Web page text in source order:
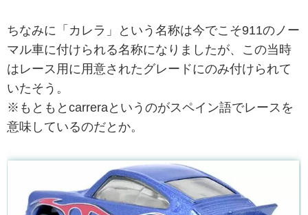
ちなみに「カレラ」という名称は今でこそ911のノー
マル車に付けられる名称になりましたが、この当時
はレース用に用意されたグレードにのみ付けられて
いたそう。
※もともとcarreraというのがスペイン語でレースを
意味しているのだとか。